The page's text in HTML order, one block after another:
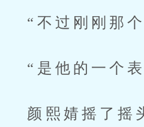
“不过刚刚那个
“是他的一个表
颜熙婧摇了摇